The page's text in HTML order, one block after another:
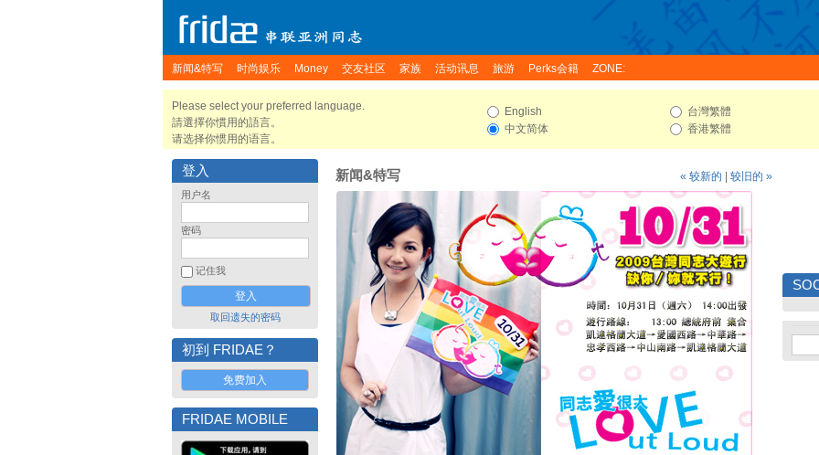
新闻&特写 时尚娱乐 Money 交友社区 家族 活动讯息 旅游 Perks会籍 ZONE:
Please select your preferred language.
請選擇你慣用的語言。
请选择你惯用的语言。
English
中文简体
台灣繁體
香港繁體
登入
用户名
密码
记住我
取回遗失的密码
初到 FRIDAE？
免费加入
FRIDAE MOBILE
新闻&特写 « 较新的 较旧的 »